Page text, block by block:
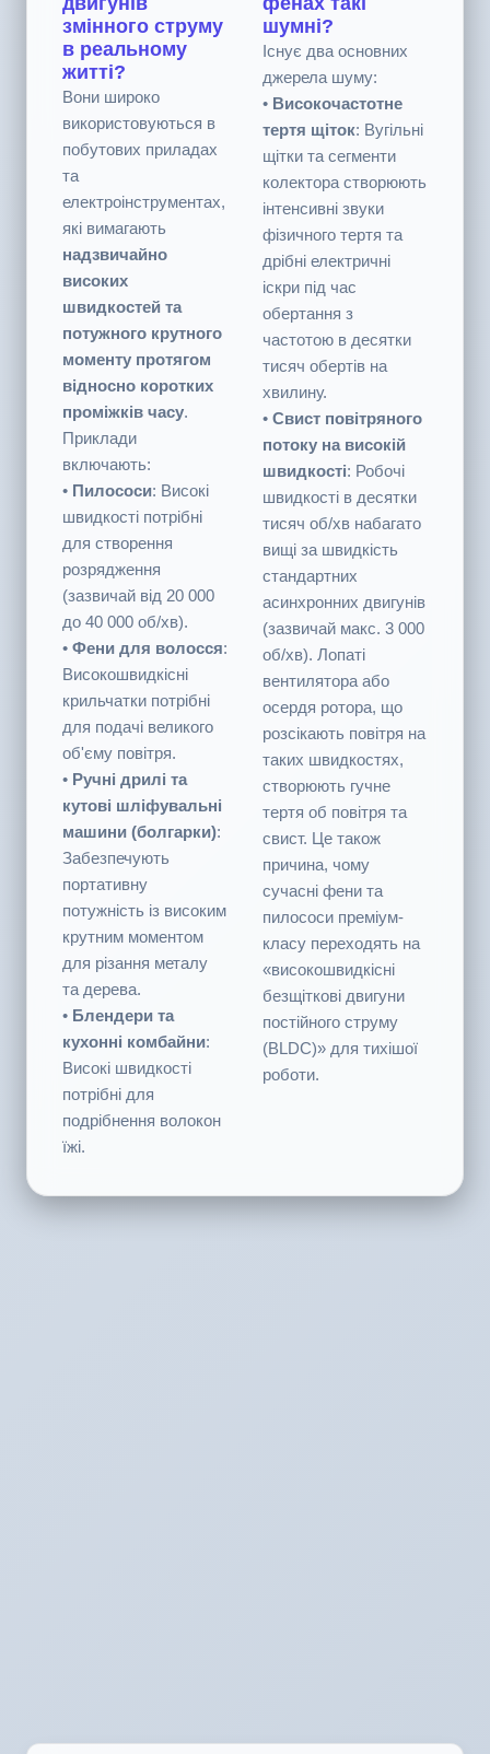
3. Які основні
сфери
застосування
колекторних
двигунів
змінного струму
в реальному
житті?
Вони широко
використовуються в
побутових приладах
та
електроінструментах,
які вимагають
надзвичайно
високих
швидкостей та
потужного крутного
моменту протягом
відносно коротких
проміжків часу.
Приклади
включають:
•Пилососи: Високі
швидкості потрібні
для створення
розрядження
(зазвичай від 20 000
до 40 000 об/хв).
•Фени для волосся
Високошвидкісні
крильчатки потрібні
для подачі великого
об'єму повітря.
•Ручні дрилі та
кутові шліфувальні
машини (болгарки)
Забезпечують
портативну
потужність із високим
крутним моментом
для різання металу
та дерева.
•Блендери та
кухонні комбайни
потрібні для
4. Чому
колекторні
двигуни в
пилососах та
фенах такі
шумні?
Існує два основних
джерела шуму:
•Високочастотне
тертя щіток: Вугільні
щітки та сегменти
колектора створюють
інтенсивні звуки
фізичного тертя та
дрібні електричні
іскри під час
обертання з
частотою в десятки
тисяч обертів на
хвилину.
•Свист повітряного
потоку на високій
швидкості: Робочі
швидкості в десятки
тисяч об/хв набагато
вищі за швидкість
стандартних
асинхронних двигунів
(зазвичай макс. 3 000
об/хв). Лопаті
вентилятора або
осердя ротора, що
розсікають повітря на
таких швидкостях,
створюють гучне
тертя об повітря та
свист. Це також
причина, чому
сучасні фени та
пилососи преміум-
класу переходять на
«високошвидкісні